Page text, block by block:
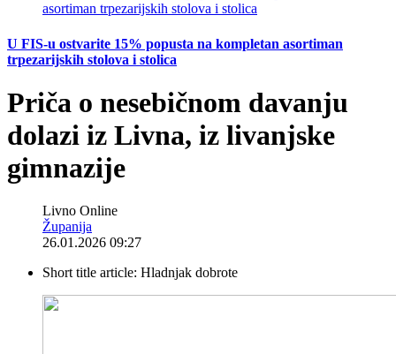
U FIS-u ostvarite 15% popusta na kompletan asortiman
trpezarijskih stolova i stolica
Priča o nesebičnom davanju
dolazi iz Livna, iz livanjske
gimnazije
Livno Online
Županija
26.01.2026 09:27
Short title article: Hladnjak dobrote